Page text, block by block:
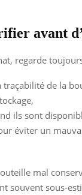
avant
regarde
traçabilité de la
ils sont
éviter un
mal
souvent sous-